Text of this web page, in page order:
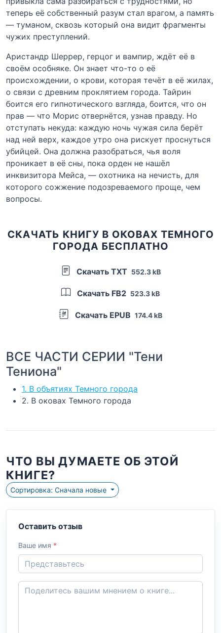
теперь её собственный разум стал врагом, а память
— туманом, сквозь который она видит фрагменты
чужих преступлений.
Аристандр Шеррер, герцог и вампир, ждёт её в
своём особняке. Он знает что-то о её
происхождении, о крови, которая течёт в её жилах,
о связи с древним проклятием города. Тайрин
боится его гипнотического взгляда, боится, что он
прав — что Морис отвернётся, узнав правду. Но
отступать некуда: каждую ночь чужая сила берёт
над ней верх, каждое утро она рискует проснуться
убийцей. Она должна разобраться, чья воля
проникает в её сны, пока орден не нашёл
инквизитора Мейса, — охотника на нечисть, для
которого сожжение подозреваемого проще, чем
вопросы.
СКАЧАТЬ КНИГУ В ОКОВАХ ТЕМНОГО
ГОРОДА БЕСПЛАТНО
Скачать TXT 552.3 kB
Скачать FB2 523.3 kB
Скачать EPUB 174.4 kB
ВСЕ ЧАСТИ СЕРИИ "Тени
Тениона"
1. В объятиях Темного города
2. В оковах Темного города
ЧТО ВЫ ДУМАЕТЕ ОБ ЭТОЙ
КНИГЕ?
Сортировка: Сначала новые
Оставить отзыв
Ваше имя *